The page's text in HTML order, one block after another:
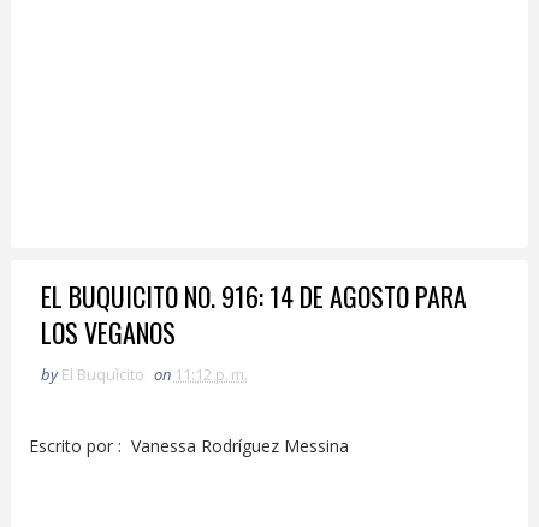
EL BUQUICITO NO. 916: 14 DE AGOSTO PARA
LOS VEGANOS
by El Buquìcito on 11:12 p. m.
Escrito por : Vanessa Rodríguez Messina